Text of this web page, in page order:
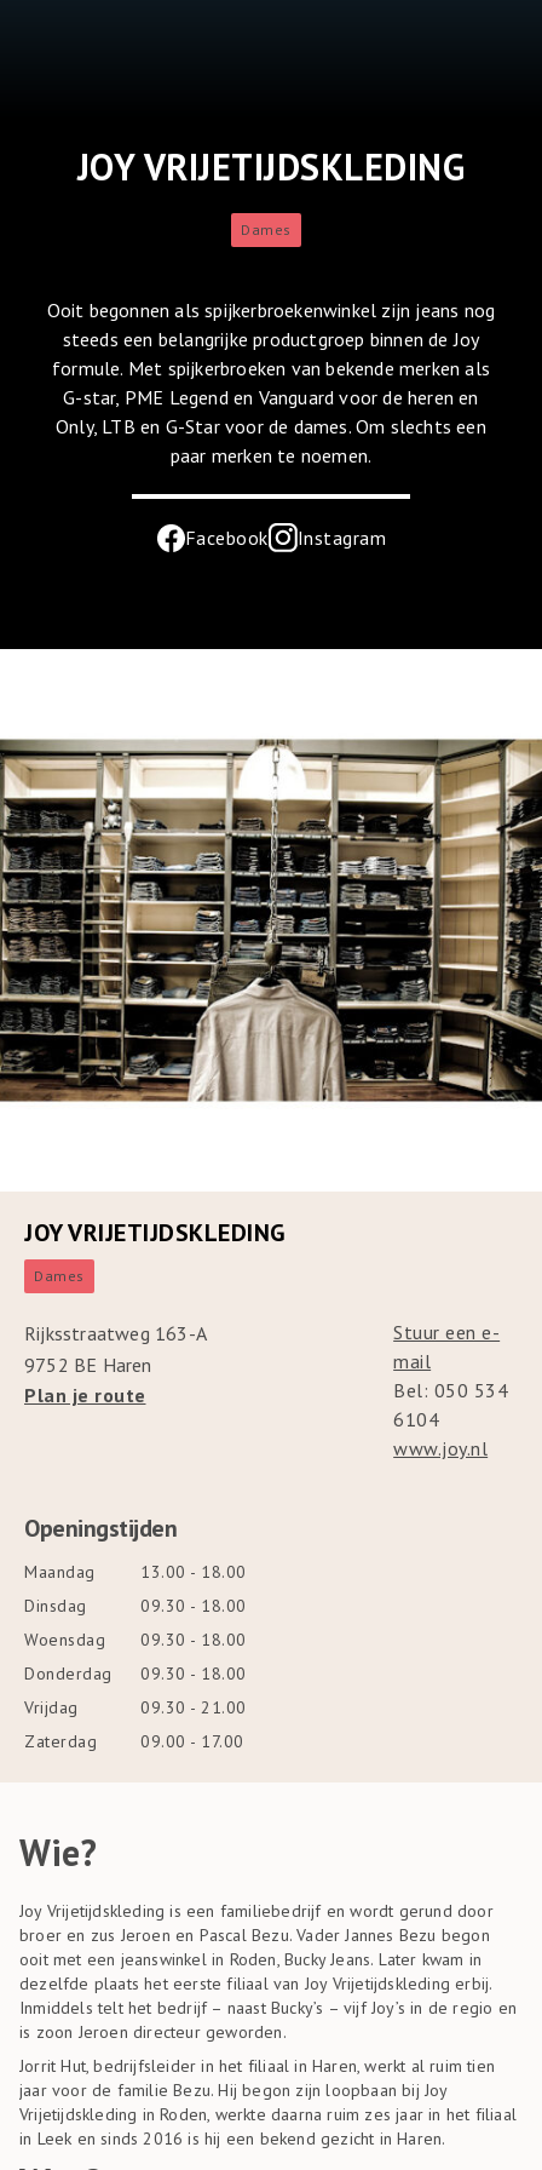
JOY VRIJETIJDSKLEDING
Dames
Ooit begonnen als spijkerbroekenwinkel zijn jeans nog
steeds een belangrijke productgroep binnen de Joy
formule. Met spijkerbroeken van bekende merken als
G-star, PME Legend en Vanguard voor de heren en
Only, LTB en G-Star voor de dames. Om slechts een
paar merken te noemen.
Facebook Instagram
JOY VRIJETIJDSKLEDING
Dames
Rijksstraatweg 163-A
9752 BE Haren
Plan je route
Stuur een e-
mail
Bel: 050 534
6104
www.joy.nl
Openingstijden
Maandag
13.00 - 18.00
Dinsdag
09.30 - 18.00
Woensdag
09.30 - 18.00
Donderdag
09.30 - 18.00
Vrijdag
09.30 - 21.00
Zaterdag
09.00 - 17.00
Wie?
Joy Vrijetijdskleding is een familiebedrijf en wordt gerund door
broer en zus Jeroen en Pascal Bezu. Vader Jannes Bezu begon
ooit met een jeanswinkel in Roden, Bucky Jeans. Later kwam in
dezelfde plaats het eerste filiaal van Joy Vrijetijdskleding erbij.
Inmiddels telt het bedrijf – naast Bucky’s – vijf Joy’s in de regio en
is zoon Jeroen directeur geworden.
Jorrit Hut, bedrijfsleider in het filiaal in Haren, werkt al ruim tien
jaar voor de familie Bezu. Hij begon zijn loopbaan bij Joy
Vrijetijdskleding in Roden, werkte daarna ruim zes jaar in het filiaal
in Leek en sinds 2016 is hij een bekend gezicht in Haren.